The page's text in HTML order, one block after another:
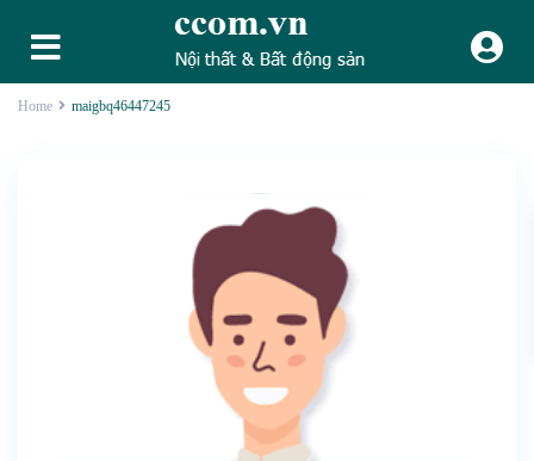
Home maigbq46447245